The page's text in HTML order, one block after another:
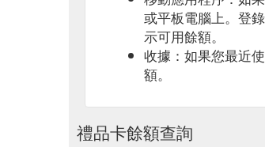
或平板電腦上。登
示可用餘額。
收據：如果您最近
額。
禮品卡餘額查詢